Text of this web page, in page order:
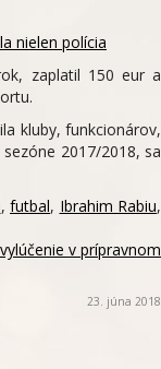
nielen polícia
zaplatil 150 eur a
kluby, funkcionárov,
2017/2018, sa
, futbal, Ibrahim Rabiu,
v prípravnom
23. júna 2018